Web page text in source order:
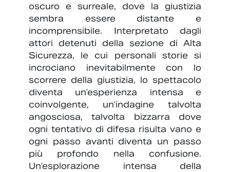
oscuro e surreale, dove la giustizia
sembra essere distante e
incomprensibile. Interpretato dagli
attori detenuti della sezione di Alta
Sicurezza, le cui personali storie si
incrociano inevitabilmente con lo
scorrere della giustizia, lo spettacolo
diventa un’esperienza intensa e
coinvolgente, un’indagine talvolta
angosciosa, talvolta bizzarra dove
ogni tentativo di difesa risulta vano e
ogni passo avanti diventa un passo
più profondo nella confusione.
Un’esplorazione intensa della